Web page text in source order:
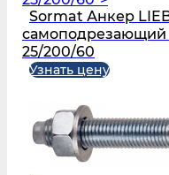
Sormat Анкер
самоподрезающий
25/200/60
Узнать цену